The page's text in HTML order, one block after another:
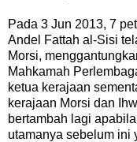
Pada 3 Jun 2013, 7
Andel Fattah al-Sisi
Morsi,
Mahkamah
ketua kerajaan
kerajaan Morsi dan
bertambah lagi
utamanya sebelum ini